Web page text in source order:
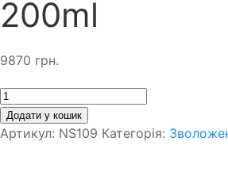
200ml
9870 грн.
Кількість
Додати у кошик
Артикул: NS109 Категорія: